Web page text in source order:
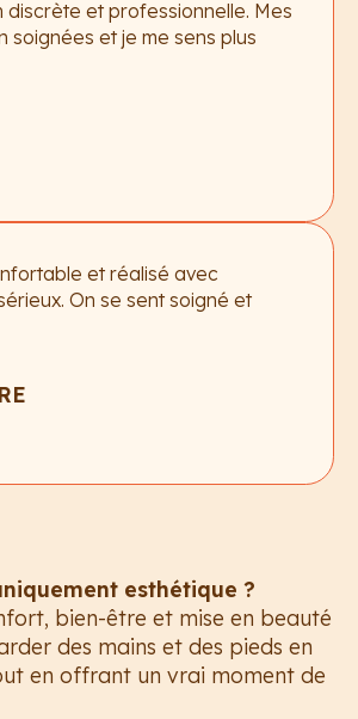
discrète et professionnelle. Mes
soignées et je me sens plus
et réalisé avec
On se sent soigné et
esthétique ?
bien-être et mise en beauté
des mains et des pieds en
en offrant un vrai moment de